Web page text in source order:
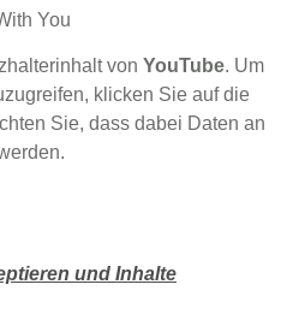
You
von YouTube. Um
klicken Sie auf die
Sie, dass dabei Daten an
und Inhalte